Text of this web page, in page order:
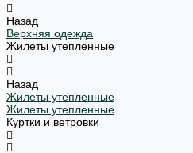
Назад
Верхняя одежда
Жилеты утепленные
Назад
Жилеты утепленные
Жилеты утепленные
Куртки и ветровки